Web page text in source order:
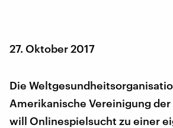
27. Oktober 2017
Die
Amerikanische Vereinigung
will Onlinespielsucht zu einer